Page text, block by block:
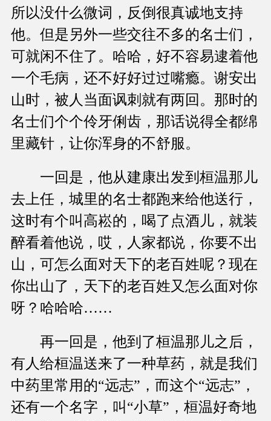
所以没什么微词，反倒很真诚地支持
他。但是另外一些交往不多的名士们，
可就闲不住了。哈哈，好不容易逮着他
一个毛病，还不好好过过嘴瘾。谢安出
山时，被人当面讽刺就有两回。那时的
名士们个个伶牙俐齿，那话说得全都绵
里藏针，让你浑身的不舒服。
一回是，他从建康出发到桓温那儿
去上任，城里的名士都跑来给他送行，
这时有个叫高崧的，喝了点酒儿，就装
醉看着他说，哎，人家都说，你要不出
山，可怎么面对天下的老百姓呢？现在
你出山了，天下的老百姓又怎么面对你
呀？哈哈哈……
再一回是，他到了桓温那儿之后，
有人给桓温送来了一种草药，就是我们
中药里常用的“远志”，而这个“远志”，
还有一个名字，叫“小草”，桓温好奇地